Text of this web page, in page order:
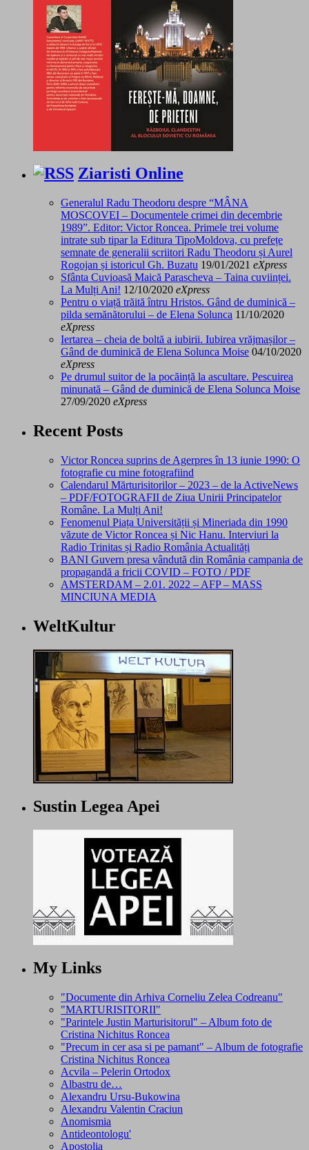
Ziaristi Online
Generalul Radu Theodoru despre “MÂNA
MOSCOVEI – Documentele crimei din decembrie
1989”. Editor: Victor Roncea. Primele trei volume
intrate sub tipar la Editura TipoMoldova, cu prefețe
semnate de generalii scriitori Radu Theodoru și Aurel
Rogojan și istoricul Gh. Buzatu 19/01/2021 eXpress
Sfânta Cuvioasă Maică Parascheva – Taina cuviinței.
La Mulți Ani! 12/10/2020 eXpress
Pentru o viață trăită întru Hristos. Gând de duminică –
pilda semănătorului – de Elena Solunca 11/10/2020
eXpress
Iertarea – cheia de boltă a iubirii. Iubirea vrăjmașilor –
Gând de duminică de Elena Solunca Moise 04/10/2020
eXpress
Pe drumul suitor de la pocăință la ascultare. Pescuirea
minunată – Gând de duminică de Elena Solunca Moise
27/09/2020 eXpress
Recent Posts
Victor Roncea suprins de Agerpres în 13 iunie 1990: O
fotografie cu mine fotografiind
Calendarul Mărturisitorilor – 2023 – de la ActiveNews
– PDF/FOTOGRAFII de Ziua Unirii Principatelor
Române. La Mulți Ani!
Fenomenul Piața Universității și Mineriada din 1990
văzute de Victor Roncea și Nic Hanu. Interviuri la
Radio Trinitas și Radio România Actualități
BANI Guvern presa vândută din România campania de
propagandă a fricii COVID – FOTO / PDF
AMSTERDAM – 2.01. 2022 – AFP – MASS
MINCIUNA MEDIA
WeltKultur
Sustin Legea Apei
My Links
"Documente din Arhiva Corneliu Zelea Codreanu"
"MARTURISITORII"
"Parintele Justin Marturisitorul" – Album foto de
Cristina Nichitus Roncea
"Precum in cer asa si pe pamant" – Album de fotografie
Cristina Nichitus Roncea
Acvila – Pelerin Ortodox
Albastru de…
Alexandru Ursu-Bukowina
Alexandru Valentin Craciun
Anomismia
Antideontologu'
Apostolia